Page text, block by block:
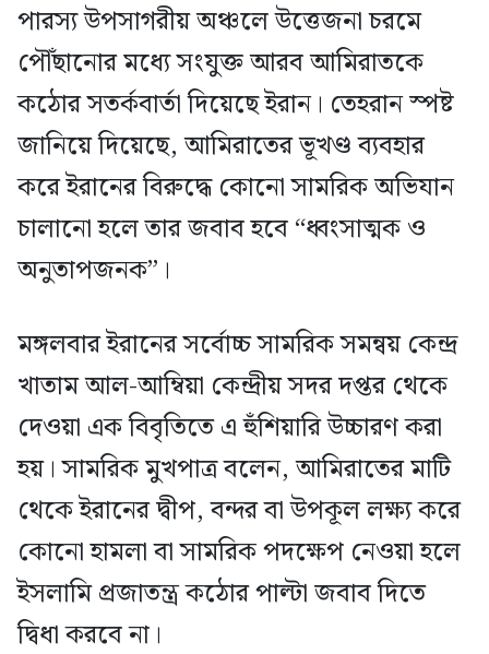
পারস্য উপসাগরীয় অঞ্চলে উত্তেজনা চরমে
পৌঁছানোর মধ্যে সংযুক্ত আরব আমিরাতকে
কঠোর সতর্কবার্তা দিয়েছে ইরান। তেহরান স্পষ্ট
জানিয়ে দিয়েছে, আমিরাতের ভূখণ্ড ব্যবহার
করে ইরানের বিরুদ্ধে কোনো সামরিক অভিযান
চালানো হলে তার জবাব হবে “ধ্বংসাত্মক ও
অনুতাপজনক”।
মঙ্গলবার ইরানের সর্বোচ্চ সামরিক সমন্বয় কেন্দ্র
খাতাম আল-আম্বিয়া কেন্দ্রীয় সদর দপ্তর থেকে
দেওয়া এক বিবৃতিতে এ হুঁশিয়ারি উচ্চারণ করা
হয়। সামরিক মুখপাত্র বলেন, আমিরাতের মাটি
থেকে ইরানের দ্বীপ, বন্দর বা উপকূল লক্ষ্য করে
কোনো হামলা বা সামরিক পদক্ষেপ নেওয়া হলে
ইসলামি প্রজাতন্ত্র কঠোর পাল্টা জবাব দিতে
দ্বিধা করবে না।